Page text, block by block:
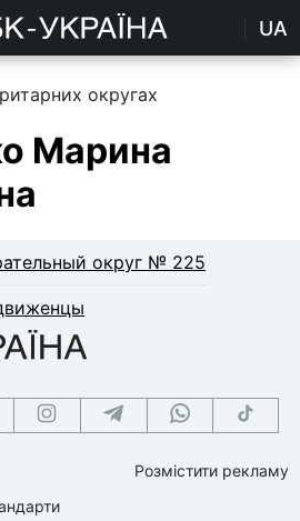
UA
округах
Марина
округ № 225
Розмістити рекламу